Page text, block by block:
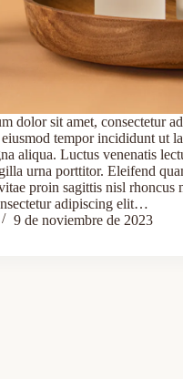
dolor sit amet, consectetur
tempor incididunt ut
aliqua. Luctus venenatis
urna porttitor. Eleifend
proin sagittis nisl rhoncus
adipiscing elit…
9 de noviembre de 2023